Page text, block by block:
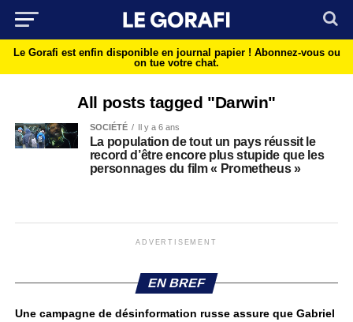
Le Gorafi est enfin disponible en journal papier ! Abonnez-vous ou
on tue votre chat.
All posts tagged "Darwin"
SOCIÉTÉ Il y a 6 ans
La population de tout un pays réussit le
record d’être encore plus stupide que les
personnages du film « Prometheus »
ADVERTISEMENT
EN BREF
Une campagne de désinformation russe assure que Gabriel